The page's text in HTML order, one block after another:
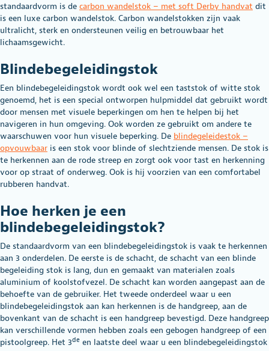
standaardvorm is de carbon wandelstok – met soft Derby handvat dit
is een luxe carbon wandelstok. Carbon wandelstokken zijn vaak
ultralicht, sterk en ondersteunen veilig en betrouwbaar het
lichaamsgewicht.
Blindebegeleidingstok
Een blindebegeleidingstok wordt ook wel een taststok of witte stok
genoemd, het is een special ontworpen hulpmiddel dat gebruikt wordt
door mensen met visuele beperkingen om hen te helpen bij het
navigeren in hun omgeving. Ook worden ze gebruikt om andere te
waarschuwen voor hun visuele beperking. De blindegeleidestok –
opvouwbaar is een stok voor blinde of slechtziende mensen. De stok is
te herkennen aan de rode streep en zorgt ook voor tast en herkenning
voor op straat of onderweg. Ook is hij voorzien van een comfortabel
rubberen handvat.
Hoe herken je een
blindebegeleidingstok?
De standaardvorm van een blindebegeleidingstok is vaak te herkennen
aan 3 onderdelen. De eerste is de schacht, de schacht van een blinde
begeleiding stok is lang, dun en gemaakt van materialen zoals
aluminium of koolstofvezel. De schacht kan worden aangepast aan de
behoefte van de gebruiker. Het tweede onderdeel waar u een
blindebegeleidingstok aan kan herkennen is de handgreep, aan de
bovenkant van de schacht is een handgreep bevestigd. Deze handgreep
kan verschillende vormen hebben zoals een gebogen handgreep of een
pistoolgreep. Het 3de en laatste deel waar u een blindebegeleidingstok